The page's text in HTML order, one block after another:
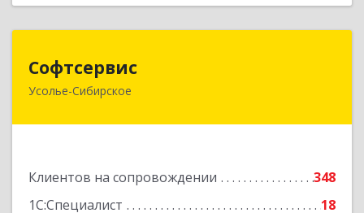
Софтсервис
Усолье-Сибирское
Клиентов на сопровождении
348
1С:Специалист
18
665451, Иркутская обл, Усолье-Сибирское г,